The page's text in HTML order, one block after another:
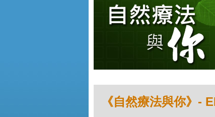
《自然療法與你》-